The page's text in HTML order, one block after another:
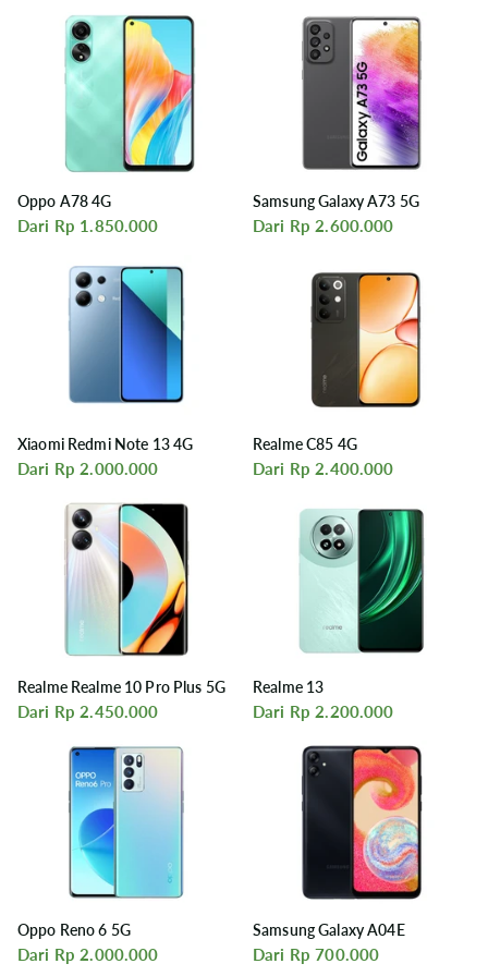
Oppo A78 4G
Dari Rp 1.850.000
Samsung Galaxy A73 5G
Dari Rp 2.600.000
Xiaomi Redmi Note 13 4G
Dari Rp 2.000.000
Realme C85 4G
Dari Rp 2.400.000
Realme Realme 10 Pro Plus 5G
Dari Rp 2.450.000
Realme 13
Dari Rp 2.200.000
Oppo Reno 6 5G
Dari Rp 2.000.000
Samsung Galaxy A04E
Dari Rp 700.000